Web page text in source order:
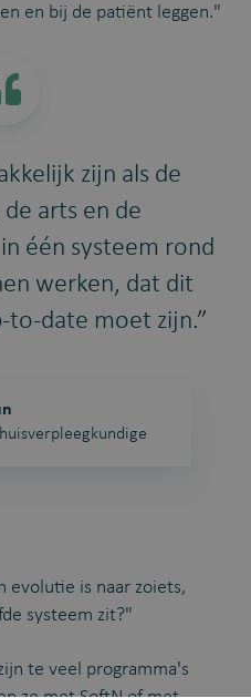
en bij de patiënt leggen."
zijn als de
arts en de
één systeem rond
werken, dat dit
date moet zijn.”
evolutie is naar zoiets,
systeem zit?"
te veel programma's